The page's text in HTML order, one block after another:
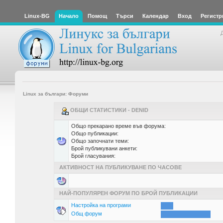
Linux-BG Начало Помощ Търси Календар Вход
Linux за българи: Форуми
ОБЩИ СТАТИСТИКИ - DENID
Общо прекарано време във форума:
Общо публикации:
Общо започнати теми:
Брой публикувани анкети:
Брой гласувания:
АКТИВНОСТ НА ПУБЛИКУВАНЕ ПО ЧАСОВЕ
НАЙ-ПОПУЛЯРЕН ФОРУМ ПО БРОЙ ПУБЛИКАЦИИ
Настройка на програми
Общ форум